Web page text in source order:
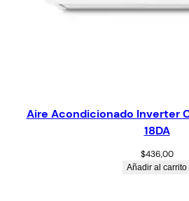
Aire Acondicionado Inverter
18DA
$436,00
Añadir al carrito